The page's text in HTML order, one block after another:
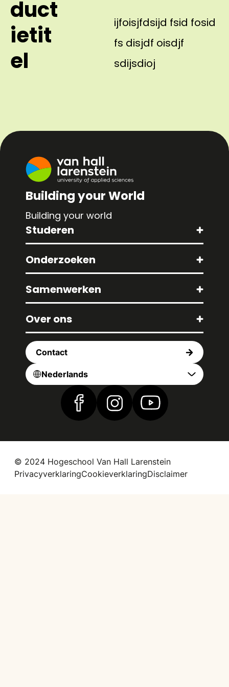
duct
ietit
el
ijfoisjfdsijd fsid fosid
fs disjdf oisdjf
sdijsdioj
Building your World
Building your world
Studeren
Onderzoeken
Samenwerken
Over ons
Contact
Nederlands
Vind ons op Facebook
Vind ons op Instagram
Vind ons op
© 2024 Hogeschool Van Hall Larenstein
PrivacyverklaringCookieverklaringDisclaimer